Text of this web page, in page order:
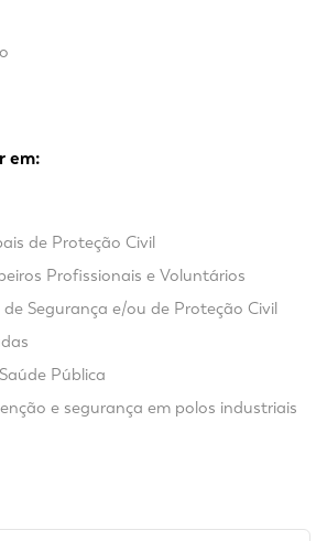
em:
de Proteção Civil
Profissionais e Voluntários
Segurança e/ou de Proteção Civil
Pública
e segurança em polos industriais